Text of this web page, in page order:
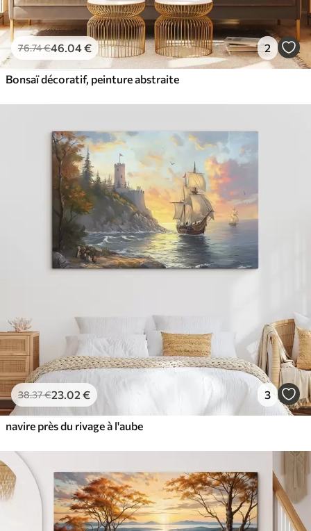
76.74€46.04€ 2
Bonsaï décoratif, peinture abstraite
38.37€23.02 € 3
navire près du rivage à l'aube